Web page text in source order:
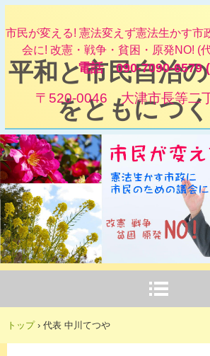
平和と市民自治
をともにつ
市民が変える! 憲法変えず憲法生かす市
会に! 改憲・戦争・貧困・原発NO!
電話 090-7090-6579
〒520-0046 大津市長等二
トップ › 代表 中川てつや